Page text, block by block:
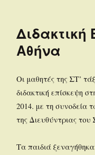
Αθήνα
Οι μαθητές της ΣΤ’
διδακτική επίσκεψη
2014. με τη συνοδεία
της Διευθύντριας του
Τα παιδιά